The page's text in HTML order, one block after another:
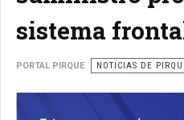
sistema
PORTAL PIRQUE NOTICIAS DE